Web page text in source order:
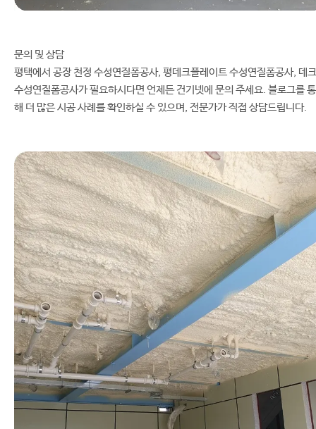
문의 및 상담
평택에서 공장 천정 수성연질폼공사, 평데크플레이트 수성연질폼공사, 데크
수성연질폼공사가 필요하시다면 언제든 건기넷에 문의 주세요. 블로그를 통
해 더 많은 시공 사례를 확인하실 수 있으며, 전문가가 직접 상담드립니다.